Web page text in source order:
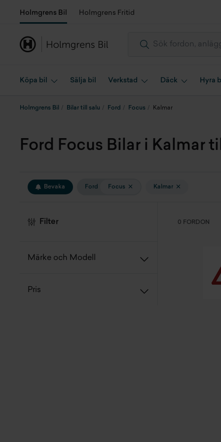
Holmgrens Bil Holmgrens Fritid
Köpa bil Sälja bil Verkstad Däck Hyra
Holmgrens Bil Bilar till salu Ford Focus Kalmar
Ford Focus Bilar i Kalmar
Bevaka Ford Focus Kalmar
Filter
Märke och Modell
Pris
0 FORDON